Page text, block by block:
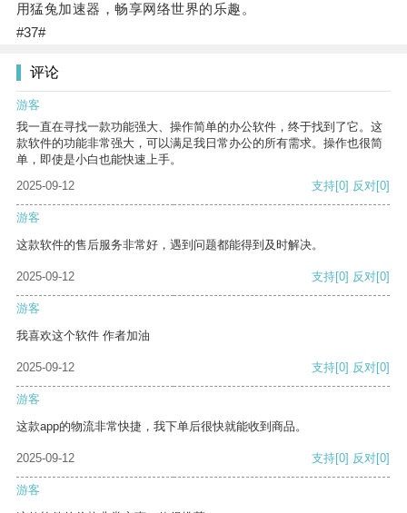
用猛兔加速器，畅享网络世界的乐趣。
#37#
评论
游客
我一直在寻找一款功能强大、操作简单的办公软件，终于找到了它。这
款软件的功能非常强大，可以满足我日常办公的所有需求。操作也很简
单，即使是小白也能快速上手。
2025-09-12
支持[0] 反对[0]
游客
这款软件的售后服务非常好，遇到问题都能得到及时解决。
2025-09-12 支持[0] 反对[0]
游客
我喜欢这个软件 作者加油
2025-09-12 支持[0] 反对[0]
游客
这款app的物流非常快捷，我下单后很快就能收到商品。
2025-09-12 支持[0] 反对[0]
游客